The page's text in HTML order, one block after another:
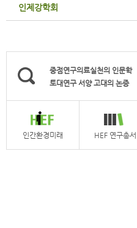
인제강학회
중점연구의료실천의 인문학
토대연구 서양 고대의 논증
인간환경미래 HEF 연구총서